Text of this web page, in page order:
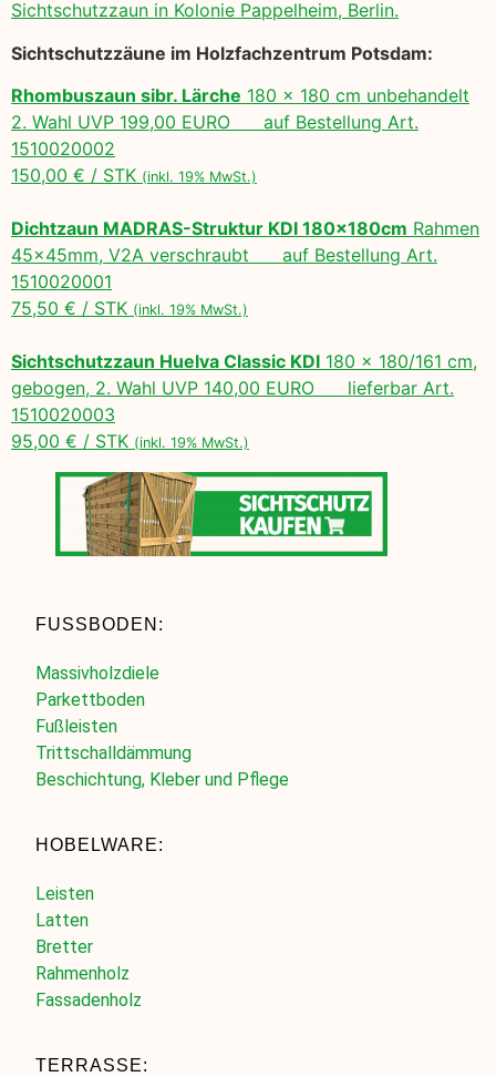
Sichtschutzzaun in Kolonie Pappelheim, Berlin.
Sichtschutzzäune im Holzfachzentrum Potsdam:
Rhombuszaun sibr. Lärche 180 x 180 cm unbehandelt
2. Wahl UVP 199,00 EURO auf Bestellung Art.
1510020002
150,00 € / STK (inkl. 19% MwSt.)
Dichtzaun MADRAS-Struktur KDI 180x180cm Rahmen
45x45mm, V2A verschraubt auf Bestellung Art.
1510020001
75,50 € / STK (inkl. 19% MwSt.)
Sichtschutzzaun Huelva Classic KDI 180 x 180/161 cm,
gebogen, 2. Wahl UVP 140,00 EURO lieferbar Art.
1510020003
95,00 € / STK (inkl. 19% MwSt.)
FUSSBODEN:
Massivholzdiele
Parkettboden
Fußleisten
Trittschalldämmung
Beschichtung, Kleber und Pflege
HOBELWARE:
Leisten
Latten
Bretter
Rahmenholz
Fassadenholz
TERRASSE: